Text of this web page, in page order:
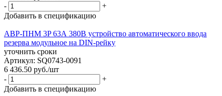
-
+
Добавить в спецификацию
АВР-ПНM 3P 63А 380В устройство автоматического ввода
резерва модульное на DIN-рейку
уточнить сроки
Артикул: SQ0743-0091
6 436.50 руб./шт
-
+
Добавить в спецификацию